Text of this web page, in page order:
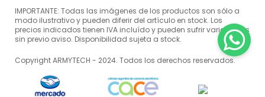
IMPORTANTE: Todas las imágenes de los productos son sólo a
modo ilustrativo y pueden diferir del artículo en stock. Los
precios indicados tienen IVA incluído y pueden sufrir variaciones
sin previo aviso. Disponibilidad sujeta a stock.
Copyright ARMYTECH - 2024. Todos los derechos reservados.